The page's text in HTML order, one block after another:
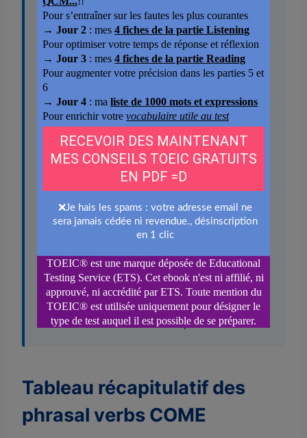
TRADUCTION
Tomber sur, trouver par hasard, croiser.
DÉFINITION
Trouver ou rencontrer quelque chose ou
quelqu’un de façon inattendue, sans
l’avoir cherché.
EXEMPLE
« She came across a useful report while
reviewing last year’s files. »
Elle est tombée sur un rapport utile en
consultant les dossiers de l’année passée.
ACROSS donne l’image de traverser un
espace et de croiser quelque chose sur
son chemin sans l’avoir cherché. C’est la
rencontre fortuite au fil du parcours.
Tableau récapitulatif des
phrasal verbs COME